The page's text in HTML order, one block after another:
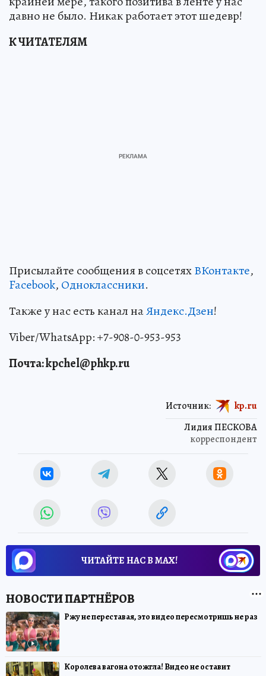
давно не было. Никак работает этот шедевр!
К ЧИТАТЕЛЯМ
Присылайте сообщения в соцсетяхВКонтакте,
Facebook, Одноклассники.
Также у нас есть канал наЯндекс.Дзен!
Viber/WhatsApp: +7-908-0-953-953
Почта: kpchel@phkp.ru
Лидия ПЕСКОВА
корреспондент
Источник: kp.ru
ЧИТАЙТЕ НАС В МАХ!
Ржу не переставая, это видео пересмотришь не раз
Королева вагона отожгла! Видео не оставит